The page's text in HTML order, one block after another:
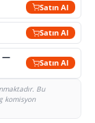
Satın Al
Satın Al
—
Satın Al
Bu
komisyon